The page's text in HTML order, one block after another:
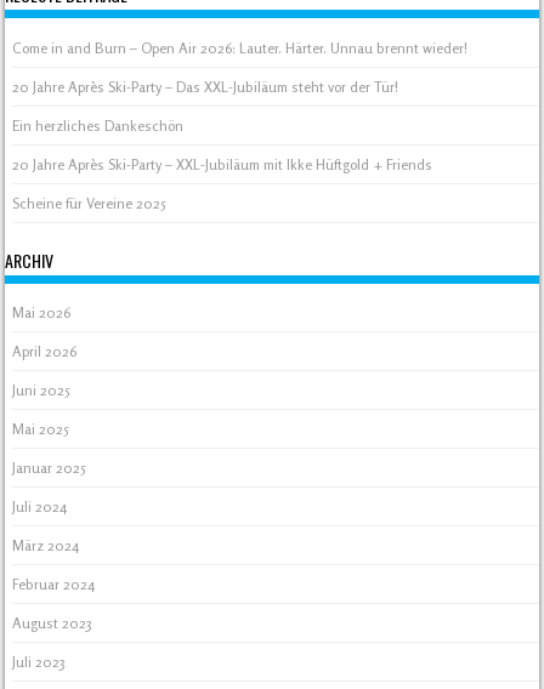
Come in and Burn – Open Air 2026: Lauter. Härter. Unnau brennt wieder!
20 Jahre Après Ski-Party – Das XXL-Jubiläum steht vor der Tür!
Ein herzliches Dankeschön
20 Jahre Après Ski-Party – XXL-Jubiläum mit Ikke Hüftgold + Friends
Scheine für Vereine 2025
ARCHIV
Mai 2026
April 2026
Juni 2025
Mai 2025
Januar 2025
Juli 2024
März 2024
Februar 2024
August 2023
Juli 2023